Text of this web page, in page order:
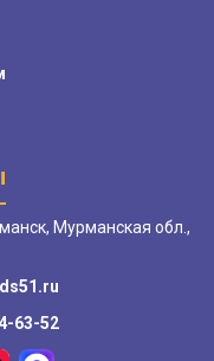
Мурманская обл.,
63-52